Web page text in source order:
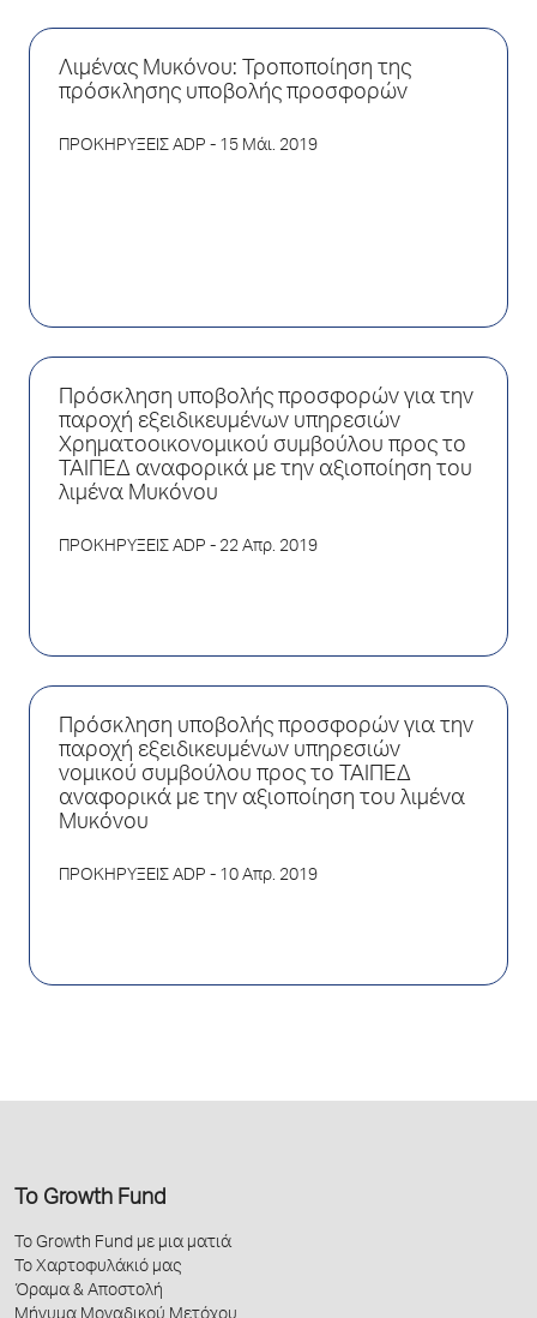
Λιμένας Μυκόνου: Τροποποίηση της
πρόσκλησης υποβολής προσφορών
ΠΡΟΚΗΡΥΞΕΙΣ ADP - 15 Μάι. 2019
Πρόσκληση υποβολής προσφορών για την
παροχή εξειδικευμένων υπηρεσιών
Xρηματοοικονομικού συμβούλου προς το
ΤΑΙΠΕΔ αναφορικά με την αξιοποίηση του
λιμένα Μυκόνου
ΠΡΟΚΗΡΥΞΕΙΣ ADP - 22 Απρ. 2019
Πρόσκληση υποβολής προσφορών για την
παροχή εξειδικευμένων υπηρεσιών
νομικού συμβούλου προς το ΤΑΙΠΕΔ
αναφορικά με την αξιοποίηση του λιμένα
Μυκόνου
ΠΡΟΚΗΡΥΞΕΙΣ ADP - 10 Απρ. 2019
Το Growth Fund
Το Growth Fund με μια ματιά
Το Χαρτοφυλάκιό μας
Όραμα & Αποστολή